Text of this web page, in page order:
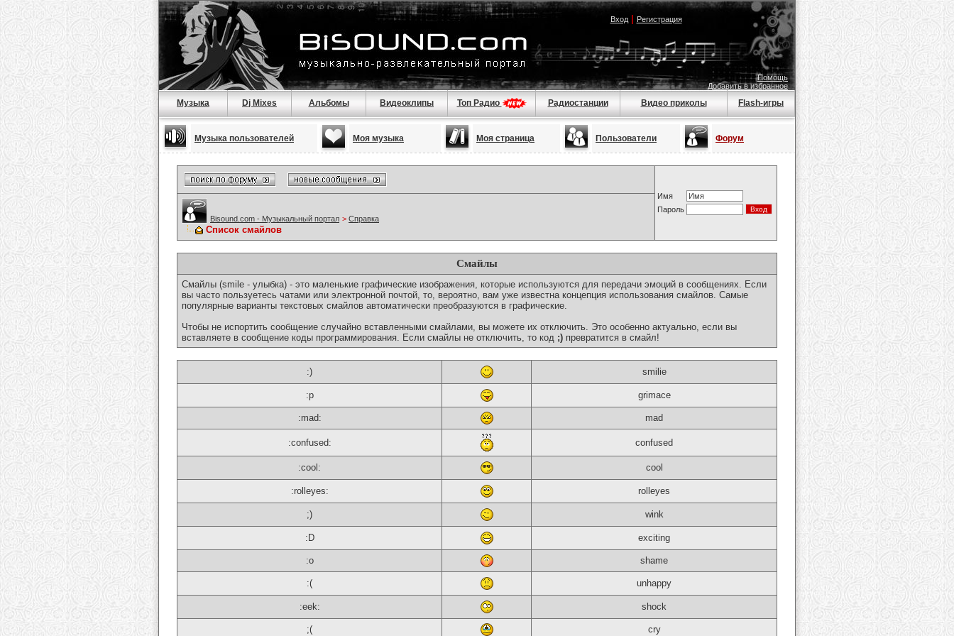
Вход| Регистрация
Помощь
Добавить в избранное
Музыка Dj Mixes Альбомы Видеоклипы Топ Радио Радиостанции Видео приколы Flash-игры
Музыка пользователей Моя музыка Моя страница Пользователи Форум
Имя
Пароль
Bisound.com - Музыкальный портал > Справка
Список смайлов
Смайлы
Смайлы (smile - улыбка) - это маленькие графические изображения, которые используются для передачи эмоций в сообщениях. Если
вы часто пользуетесь чатами или электронной почтой, то, вероятно, вам уже известна концепция использования смайлов. Самые
популярные варианты текстовых смайлов автоматически преобразуются в графические.
Чтобы не испортить сообщение случайно вставленными смайлами, вы можете их отключить. Это особенно актуально, если вы
вставляете в сообщение коды программирования. Если смайлы не отключить, то код ;) превратится в смайл!
:) smilie
:p grimace
:mad: mad
:confused: confused
:cool: cool
:rolleyes: rolleyes
;) wink
:D exciting
:o shame
:( unhappy
:eek: shock
;( cry